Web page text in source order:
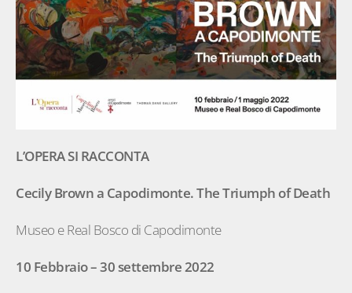
L’OPERA SI RACCONTA
Cecily Brown a Capodimonte. The Triumph of Death
Museo e Real Bosco di Capodimonte
10 Febbraio – 30 settembre 2022